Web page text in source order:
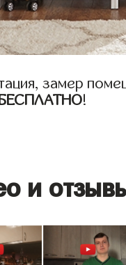
замер
БЕСПЛАТНО!
и